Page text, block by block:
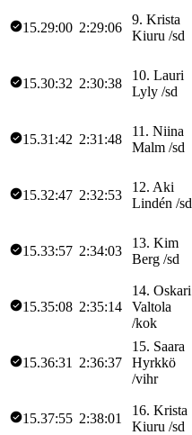
15.29:00 2:29:06
9. Krista
Kiuru /sd
15.30:32 2:30:38
10. Lauri
Lyly /sd
15.31:42 2:31:48
11 . Niina
Malm /sd
15.32:47 2:32:53
12. Aki
Lindén /sd
15.33:57 2:34:03
13. Kim
Berg /sd
15.35:08 2:35:14
14. Oskari
Valtola
/kok
15.36:31 2:36:37
15. Saara
Hyrkkö
/vihr
15.37:55 2:38:01
16. Krista
Kiuru /sd